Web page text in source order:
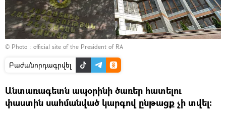
© Photo : official site of the President of RA
Բաժանորդագրվել
Անտառագետն ապօրինի ծառեր հատելու
փաստին սահմանված կարգով ընթացք չի տվել։